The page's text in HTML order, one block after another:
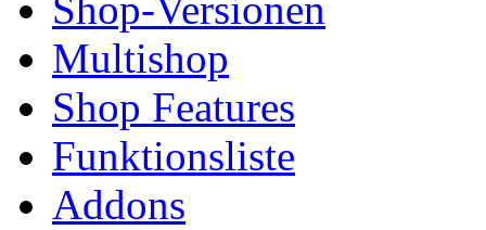
Multishop
Shop Features
Funktionsliste
Addons